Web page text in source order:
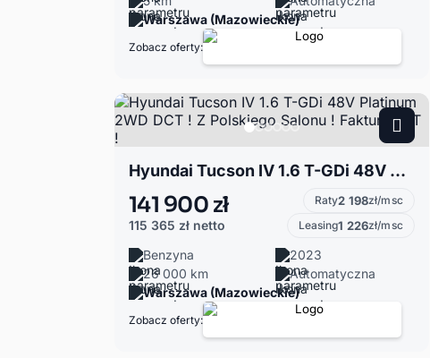
Warszawa (Mazowieckie)
Zobacz oferty:
Hyundai Tucson IV 1.6 T-GDi 48V Platinum 2WD DCT ! Z Polskiego Salonu ! Faktura VAT !
141 900 zł
115 365 zł netto
Raty2 198zł/msc
Leasing1 226zł/msc
Benzyna
2023
26 000 km
Automatyczna
Warszawa (Mazowieckie)
Zobacz oferty: